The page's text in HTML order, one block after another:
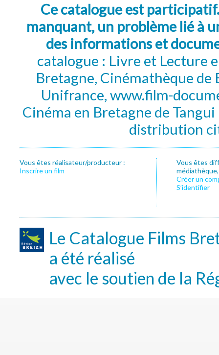
Ce catalogue est
manquant, un problème lié à
des informations et
catalogue : Livre et Lecture
Bretagne, Cinémathèque de
Unifrance, www.film-
Cinéma en Bretagne de
distribution
Vous êtes réalisateur/producteur :
Inscrire un film
Vous êtes
Créer un
S’identifier
Le Catalogue Films
a été réalisé
avec le soutien de la